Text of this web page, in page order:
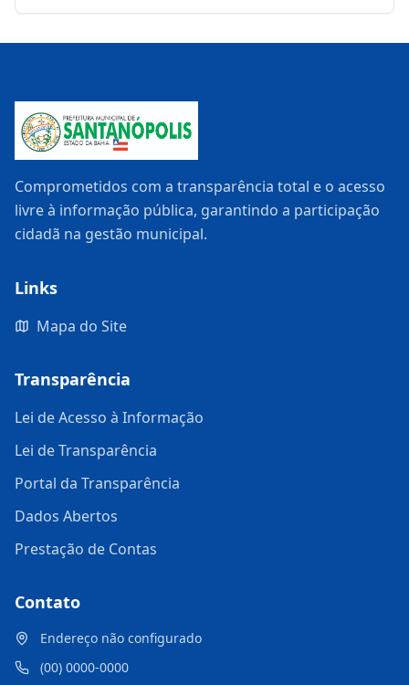
Comprometidos com a transparência total e o acesso
livre à informação pública, garantindo a participação
cidadã na gestão municipal.
Links
Mapa do Site
Transparência
Lei de Acesso à Informação
Lei de Transparência
Portal da Transparência
Dados Abertos
Prestação de Contas
Contato
Endereço não configurado
(00) 0000-0000